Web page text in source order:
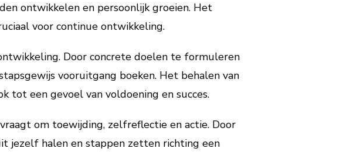
ontwikkelen en persoonlijk groeien. Het
voor continue ontwikkeling.
Door concrete doelen te formuleren
vooruitgang boeken. Het behalen van
tot een gevoel van voldoening en succes.
om toewijding, zelfreflectie en actie. Door
jezelf halen en stappen zetten richting een